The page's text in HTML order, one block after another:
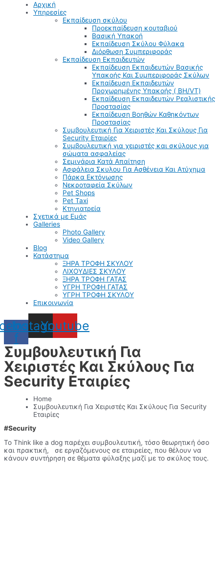
Αρχική
Υπηρεσίες
Εκπαίδευση σκύλου
Προεκπαίδευση κουταβιού
Βασική Υπακοή
Εκπαίδευση Σκύλου Φύλακα
Διόρθωση Συμπεριφοράς
Εκπαίδευση Εκπαιδευτών
Εκπαίδευση Εκπαιδευτών Βασικής
Υπακοής Και Συμπεριφοράς Σκύλων
Εκπαίδευση Εκπαιδευτών
Προχωρημένης Υπακοής ( BH/VT)
Εκπαίδευση Εκπαιδευτών Ρεαλιστικής
Προστασίας
Εκπαίδευση Βοηθών Καθηκόντων
Προστασίας
Συμβουλευτική Για Χειριστές Και Σκύλους Για
Security Εταιρίες
Συμβουλευτική για χειριστές και σκύλους για
σώματα ασφαλείας
Σεμινάρια Κατά Απαίτηση
Ασφάλεια Σκυλου Για Ασθένεια Και Ατύχημα
Πάρκα Εκτόνωσης
Νεκροταφεία Σκύλων
Pet Shops
Pet Taxi
Κτηνιατρεία
Σχετικά με Εμάς
Galleries
Photo Gallery
Video Gallery
Blog
Κατάστημα
ΞΗΡΑ ΤΡΟΦΗ ΣΚΥΛΟΥ
ΛΙΧΟΥΔΙΕΣ ΣΚΥΛΟΥ
ΞΗΡΑ ΤΡΟΦΗ ΓΑΤΑΣ
ΥΓΡΗ ΤΡΟΦΗ ΓΑΤΑΣ
ΥΓΡΗ ΤΡΟΦΗ ΣΚΥΛΟΥ
Επικοινωνία
f
Instagram
Youtube
Συμβουλευτική Για
Χειριστές Και Σκύλους Για
Security Εταιρίες
Home
Συμβουλευτική Για Χειριστές Και Σκύλους Για Security
Εταιρίες
#Security
Το Think like a dog παρέχει συμβουλευτική, τόσο θεωρητική όσο
και πρακτική, σε εργαζόμενους σε εταιρείες, που θέλουν να
κάνουν συντήρηση σε θέματα φύλαξης μαζί με το σκύλος τους.